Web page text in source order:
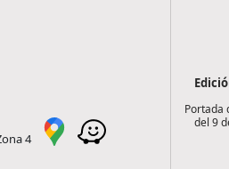
4
Portada
del 9